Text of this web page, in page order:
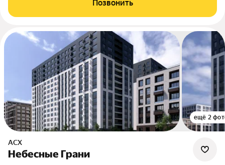
Позвонить
ещё 2
АСХ
Небесные Грани